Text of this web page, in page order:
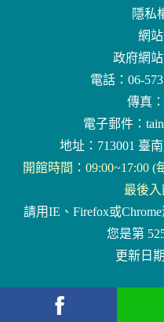
隱私
網
政府網
電話：06-
傳真
電子郵件：
地址：713001 臺
開館時間：09:00~17:00
最後入
請用IE、Firefox或
您是第
更新日